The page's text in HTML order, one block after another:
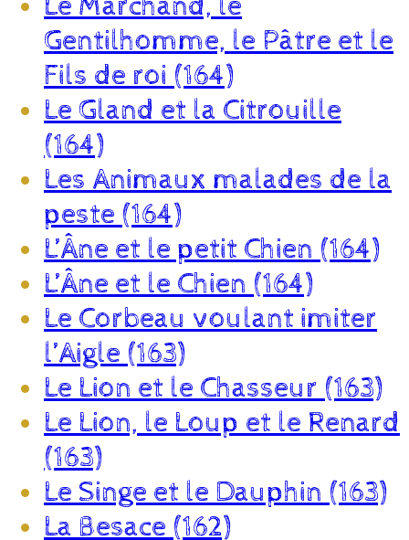
Gentilhomme, le Pâtre et le
Fils de roi (164)
Le Gland et la Citrouille
(164)
Les Animaux malades de la
peste (164)
L’Âne et le petit Chien (164)
L’Âne et le Chien (164)
Le Corbeau voulant imiter
l’Aigle (163)
Le Lion et le Chasseur (163)
Le Lion, le Loup et le Renard
(163)
Le Singe et le Dauphin (163)
La Besace (162)